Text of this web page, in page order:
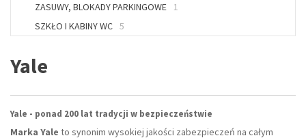
ZASUWY, BLOKADY PARKINGOWE
1
SZKŁO I KABINY WC 5
Yale
Yale - ponad 200 lat tradycji w bezpieczeństwie
Marka Yale to synonim wysokiej jakości zabezpieczeń na całym